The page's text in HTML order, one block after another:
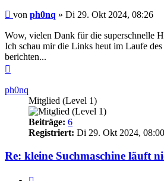
Ungelesener
Beitrag
von ph0nq » Di 29. Okt 2024, 08:26
Wow, vielen Dank für die superschnelle
Ich schau mir die Links heut im Laufe
berichten...
ph0nq
Mitglied (Level 1)
Beiträge: 6
Registriert: Di 29. Okt 2024, 08:00
Re: kleine Suchmaschine läuft